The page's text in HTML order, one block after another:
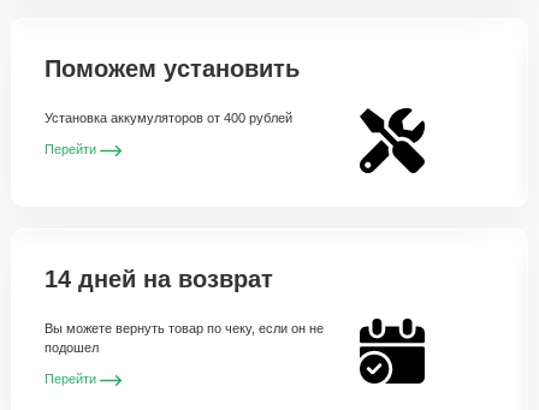
Поможем установить
Установка аккумуляторов от 400 рублей
Перейти
14 дней на возврат
Вы можете вернуть товар по чеку, если он не
подошел
Перейти